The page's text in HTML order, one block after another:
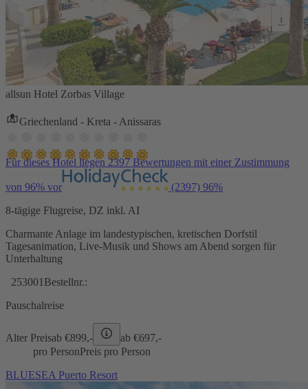
allsun Hotel Zorbas Village
Griechenland - Kreta - Anissaras
Für dieses Hotel liegen 2397 Bewertungen mit einer Zustimmung
von 96% vor (2397) 96%
8-tägige Flugreise, DZ inkl. AI
Charmante Anlage im landestypischen, kretischen Dorfstil
Tagesanimation, Live-Musik und Shows am Abend sorgen für
Unterhaltung
253001 Bestellnr.:
Pauschalreise
Alter Preisab €899,- ab €697,-
pro PersonPreis pro Person
BLUESEA Puerto Resort